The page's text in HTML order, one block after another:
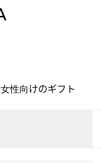
女性向けのギフト